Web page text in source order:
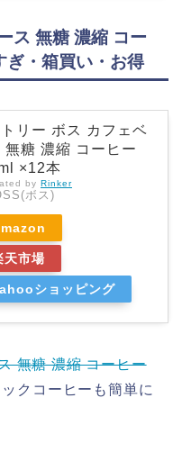
ス 無糖 濃縮 コー
ぎ・箱買い・お得
リー ボス カフェベ
無糖 濃縮 コーヒー
×12本
by Rinker
ボス)
天市場
ショッピング
無糖 濃縮 コーヒー
クコーヒーも簡単に